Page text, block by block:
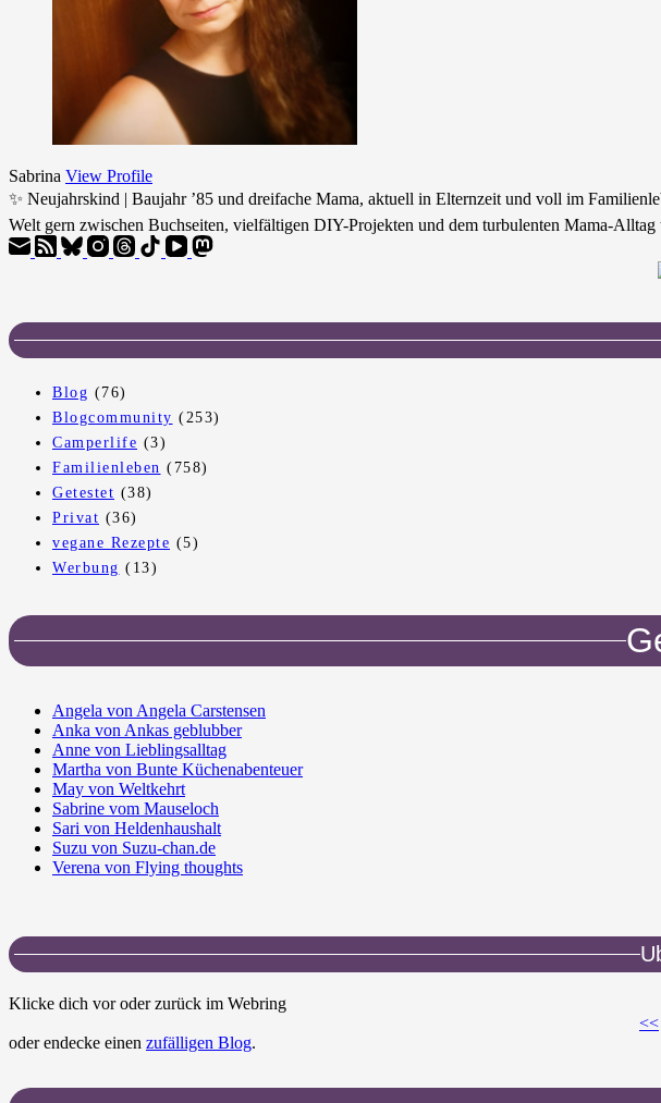
Sabrina View Profile
✨ Neujahrskind | Baujahr ’85 und dreifache Mama, aktuell in Elternzeit und voll im
Welt gern zwischen Buchseiten, vielfältigen DIY-Projekten und dem turbulenten Mama-Alltag
Blog (76)
Blogcommunity (253)
Camperlife (3)
Familienleben (758)
Getestet (38)
Privat (36)
vegane Rezepte (5)
Werbung (13)
Angela von Angela Carstensen
Anka von Ankas geblubber
Anne von Lieblingsalltag
Martha von Bunte Küchenabenteuer
May von Weltkehrt
Sabrine vom Mauseloch
Sari von Heldenhaushalt
Suzu von Suzu-chan.de
Verena von Flying thoughts
Klicke dich vor oder zurück im Webring
<<
oder endecke einen zufälligen Blog.